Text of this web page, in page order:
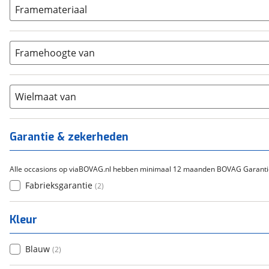
ION (0)
Gazelle (0)
Cortina (0)
Flyer (0)
Overig ( 0)
5-8 (2)
9-14
15-20 (0)
21+
Framemateriaal
Aluminium (1)
Carbon
Chroom-molybdeen (0)
Scandium
Staal (1 )
Tica
Framehoogte van
Wielmaat van
Garantie & zekerheden
Alle occasions op viaBOVAG.nl hebben minimaal 12 maanden BOVAG
Fabrieksgarantie (2)
Kleur
Blauw (2)